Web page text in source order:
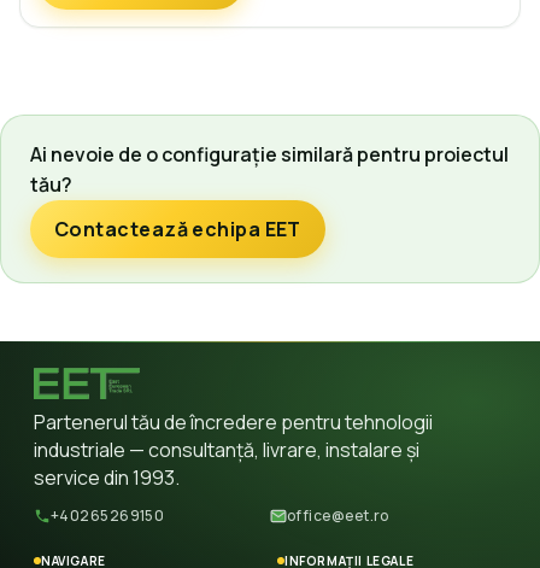
Ai nevoie de o configurație similară pentru proiectul
tău?
Contactează echipa EET
Partenerul tău de încredere pentru tehnologii
industriale — consultanță, livrare, instalare și
service din 1993.
+40265269150 office@eet.ro
NAVIGARE INFORMAȚII LEGALE